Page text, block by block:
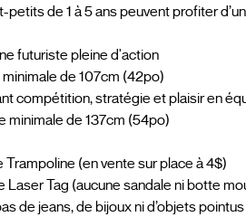
de 1 à 5 ans peuvent profiter
futuriste pleine d'action
de 107cm (42po)
compétition, stratégie et plaisir en
minimale de 137cm (54po)
(en vente sur place à 4$)
Tag (aucune sandale ni botte
de jeans, de bijoux ni d’objets pointus